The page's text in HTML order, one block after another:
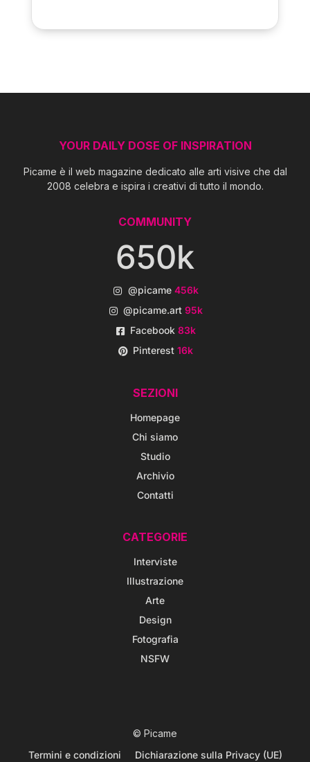
YOUR DAILY DOSE OF INSPIRATION
Picame è il web magazine dedicato alle arti visive che dal
2008 celebra e ispira i creativi di tutto il mondo.
COMMUNITY
650k
@picame 456k
@picame.art95k
Facebook83k
Pinterest16k
SEZIONI
Homepage
Chi siamo
Studio
Archivio
Contatti
CATEGORIE
Interviste
Illustrazione
Arte
Design
Fotografia
NSFW
© Picame
Termini e condizioni
Dichiarazione sulla Privacy (UE)